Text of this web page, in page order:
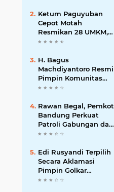
Ketum Paguyuban
Cepot Motah
Resmikan 28 UMKM,
Siap Gelar Festival
Jalan Braga
H. Bagus
Machdiyantoro Resmi
Pimpin Komunitas
BBC Periode 2026–
Solidaritas dan
Hadirkan Program
Nyata untuk
Masyarakat
Rawan Begal, Pemkot
Bandung Perkuat
Patroli Gabungan dan
Pengawasan Digital
Edi Rusyandi Terpilih
Secara Aklamasi
Pimpin Golkar
Bandung Barat,